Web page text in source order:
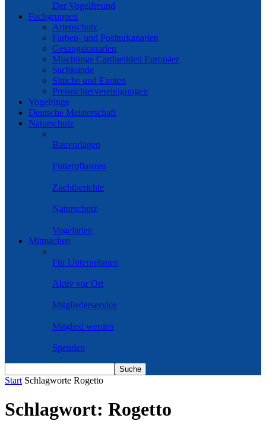
Der Vogelfreund
Fachgruppen
Artenschutz
Farben- und Positurkanarien
Gesangskanarien
Mischlinge Cardueliden Europäer
Sachkunde
Sittiche und Exoten
Preisrichtervereinigungen
Vogelringe
Deutsche Meisterschaft
Naturschutz
Bauvorlagen
Futterpflanzen
Zuchtberichte
Naturschutz
Vogelarten
Mitmachen
Für Unternehmen
Aktiv vor Ort
Mitgliederservice
Mitglied werden
Spenden
Start Schlagworte Rogetto
Schlagwort: Rogetto